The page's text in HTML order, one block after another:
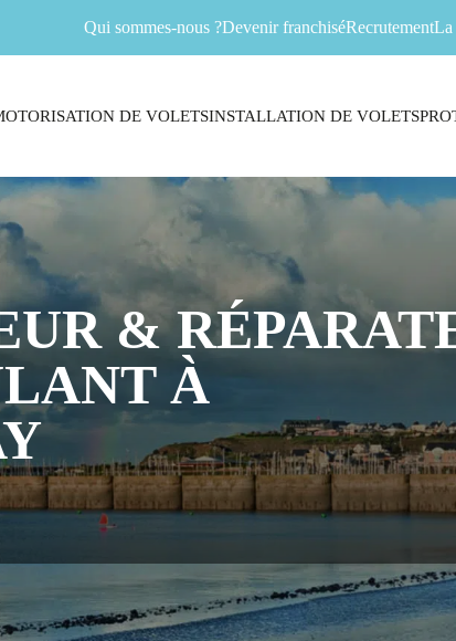
Qui sommes-nous ?Devenir franchiséRecrutementLa
DE VOLETSINSTALLATION DE VOLETS
&
À